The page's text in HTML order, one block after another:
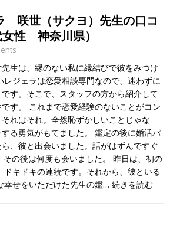
咲世（サクヨ）先生の口コ
性 神奈川県）
生は、縁のない私に縁結びで彼をみつけ
ジェラは恋愛相談専門なので、迷わずに
す。そこで、スタッフの方から紹介して
す。 これまで恋愛経験のないことがコン
れはそれ。全然恥ずかしいことじゃな
る勇気がもてました。 鑑定の後に婚活パ
、彼と出会いました。話がはずんですぐ
その後は何度も会いました。 昨日は、初の
ドキドキの連続です。それから、彼といる
幸せをいただけた先生の鑑…続きを読む